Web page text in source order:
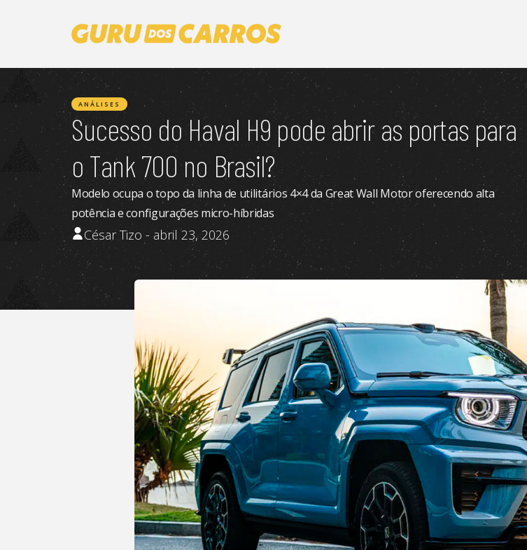
ANÁLISES
Sucesso do Haval H9 pode abrir as portas para
o Tank 700 no Brasil?
Modelo ocupa o topo da linha de utilitários 4×4 da Great Wall Motor oferecendo alta
potência e configurações micro-híbridas
César Tizo - abril 23, 2026